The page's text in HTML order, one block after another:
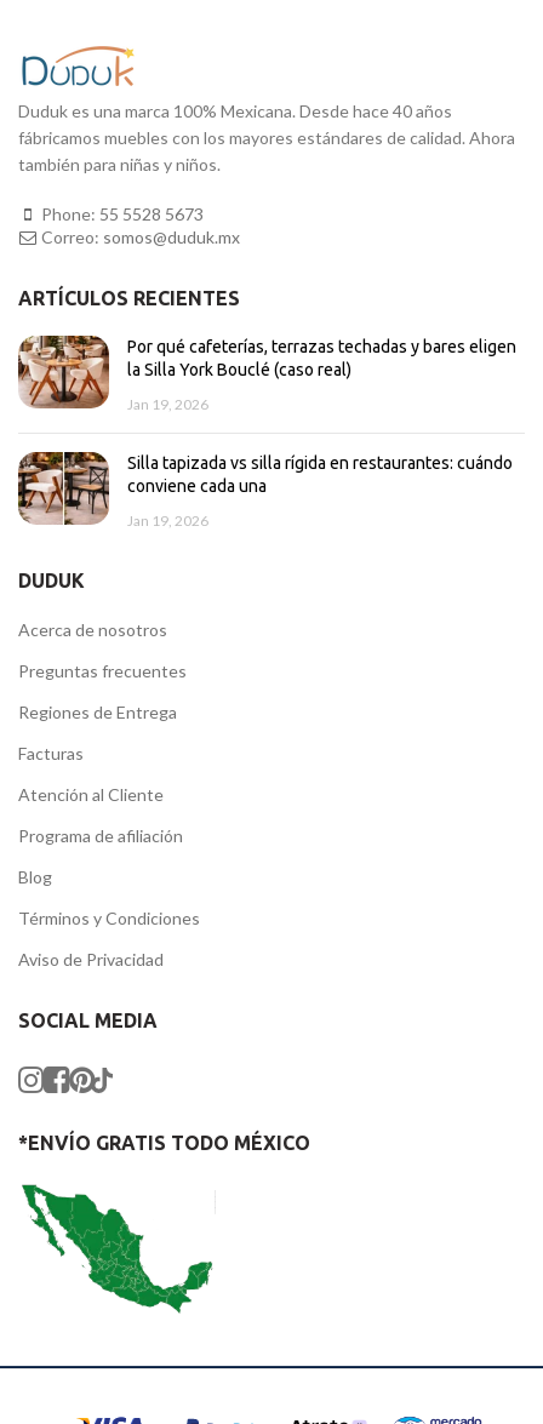
Duduk es una marca 100% Mexicana. Desde hace 40 años
fábricamos muebles con los mayores estándares de calidad. Ahora
también para niñas y niños.
Phone: 55 5528 5673
Correo: somos@duduk.mx
ARTÍCULOS RECIENTES
Por qué cafeterías, terrazas techadas y bares eligen
la Silla York Bouclé (caso real)
Jan 19, 2026
Silla tapizada vs silla rígida en restaurantes: cuándo
conviene cada una
Jan 19, 2026
DUDUK
Acerca de nosotros
Preguntas frecuentes
Regiones de Entrega
Facturas
Atención al Cliente
Programa de afiliación
Blog
Términos y Condiciones
Aviso de Privacidad
SOCIAL MEDIA
*ENVÍO GRATIS TODO MÉXICO